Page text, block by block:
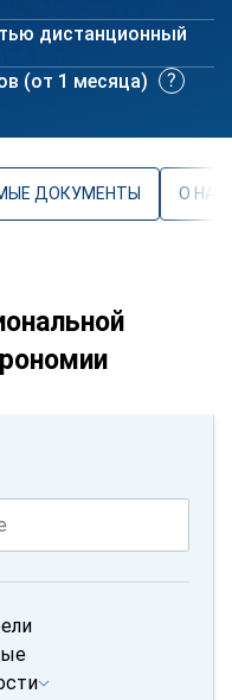
дистанционный
(от 1 месяца)
ДОКУМЕНТЫ О